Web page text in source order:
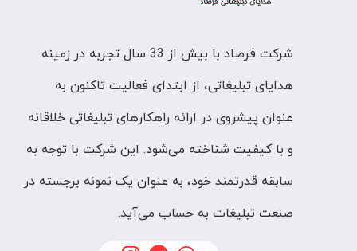
شرکت فرصاد با بیش از 33 سال تجربه در زمینه
هدایای تبلیغاتی، از ابتدای فعالیت تاکنون به
عنوان پیشروی در ارائه راهکارهای تبلیغاتی خلاقانه
و با کیفیت شناخته می‌شود. این شرکت با توجه به
سابقه قدرتمند خود، به عنوان یک نمونه برجسته در
صنعت تبلیغات به حساب می‌آید.